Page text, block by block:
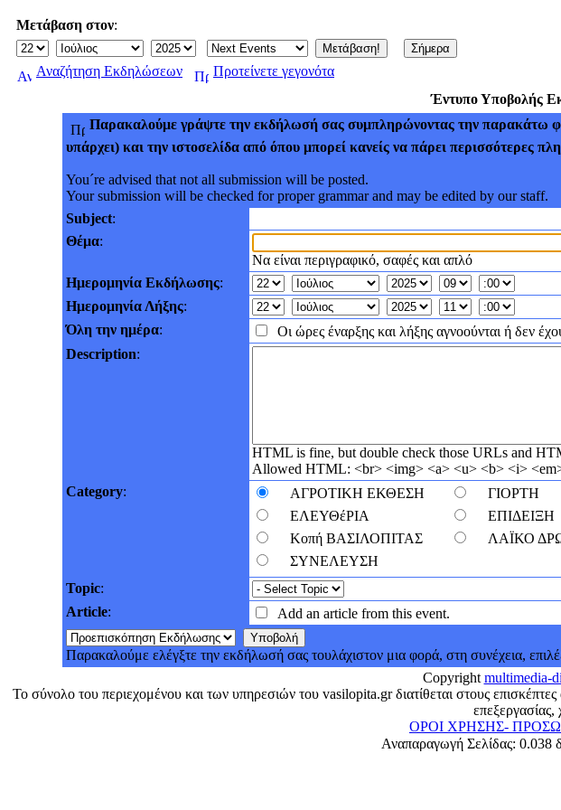
Μετάβαση στον:
Αναζήτηση Εκδηλώσεων
Προτείνετε γεγονότα
Έντυπο Υποβολής
Παρακαλούμε γράψτε την εκδήλωσή σας συμπληρώνοντας την παρακάτω
υπάρχει) και την ιστοσελίδα από όπου μπορεί κανείς να πάρει περισσότερες
You´re advised that not all submission will be posted.
Your submission will be checked for proper grammar and may be edited by our staff.
Subject:
Θέμα:
Να είναι περιγραφικό, σαφές και απλό
Ημερομηνία Εκδήλωσης:
Ημερομηνία Λήξης:
Όλη την ημέρα:
Οι ώρες έναρξης και λήξης αγνοούνται ή δεν
Description:
HTML is fine, but double check those URLs and
Allowed HTML: <br> <img> <a> <u> <b> <i>
Category: ΑΓΡΟΤΙΚΗ ΕΚΘΕΣΗ ΓΙΟΡΤΗ
ΕΛΕΥΘέΡΙΑ
ΕΠΙΔΕΙΞΗ
Κοπή ΒΑΣΙΛΟΠΙΤΑΣ
ΛΑΪΚΟ
ΣΥΝΕΛΕΥΣΗ
Topic:
Article: Add an article from this event.
Παρακαλούμε ελέγξτε την εκδήλωσή σας τουλάχιστον μια φορά, στη συνέχεια,
Copyright multimedia-
Το σύνολο του περιεχομένου και των υπηρεσιών του vasilopita.gr διατίθεται στους
επεξεργασίας,
ΟΡΟΙ ΧΡΗΣΗΣ-
Αναπαραγωγή Σελίδας: 0.038